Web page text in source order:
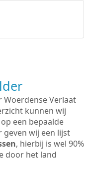
Woerdense Verlaat
kunnen wij
een bepaalde
geven wij een lijst
, hierbij is wel 90%
door het land